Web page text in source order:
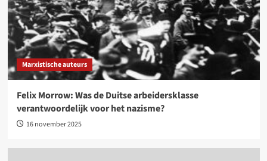
Marxistische auteurs
Felix Morrow: Was de Duitse arbeidersklasse
verantwoordelijk voor het nazisme?
16 november 2025